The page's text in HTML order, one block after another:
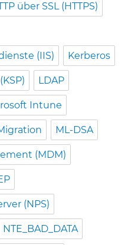
über SSL (HTTPS)
(IIS) Kerberos
LDAP
Intune
ML-DSA
(MDM)
(NPS)
NTE_BAD_DATA